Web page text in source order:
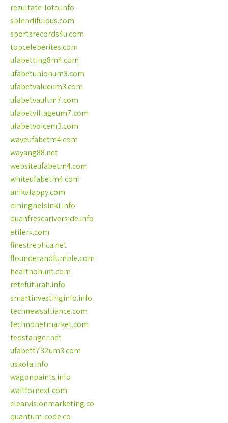
rezultate-loto.info
splendifulous.com
sportsrecords4u.com
topceleberites.com
ufabetting8m4.com
ufabetunionum3.com
ufabetvalueum3.com
ufabetvaultm7.com
ufabetvillageum7.com
ufabetvoicem3.com
waveufabetm4.com
wayang88.net
websiteufabetm4.com
whiteufabetm4.com
anikalappy.com
dininghelsinki.info
duanfrescariverside.info
etilerx.com
finestreplica.net
flounderandfumble.com
healthohunt.com
retefuturah.info
smartinvestinginfo.info
technewsalliance.com
technonetmarket.com
tedstanger.net
ufabett732um3.com
uskola.info
wagonpaints.info
waitfornext.com
clearvisionmarketing.co
quantum-code.co